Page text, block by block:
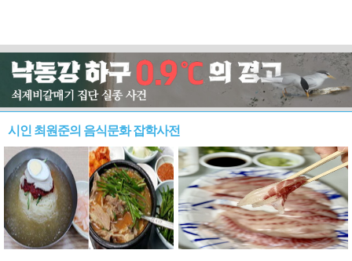
시인 최원준의 음식문화 잡학사전